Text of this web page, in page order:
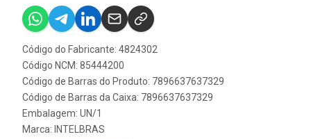
Código do Fabricante: 4824302
Código NCM: 85444200
Código de Barras do Produto: 7896637637329
Código de Barras da Caixa: 7896637637329
Embalagem: UN/1
Marca: INTELBRAS